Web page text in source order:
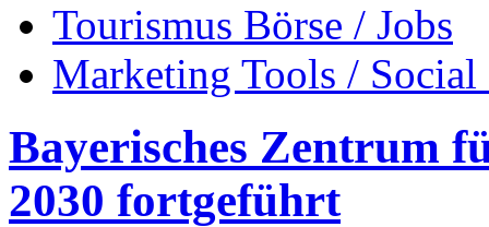
Tourismus Börse / Jobs
Marketing Tools /
Bayerisches Zentrum
2030 fortgeführt